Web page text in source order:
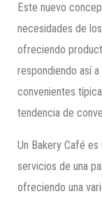
Este nuevo
necesidades de
ofreciendo
respondiendo así
convenientes
tendencia de
Un Bakery Café
servicios de una
ofreciendo una